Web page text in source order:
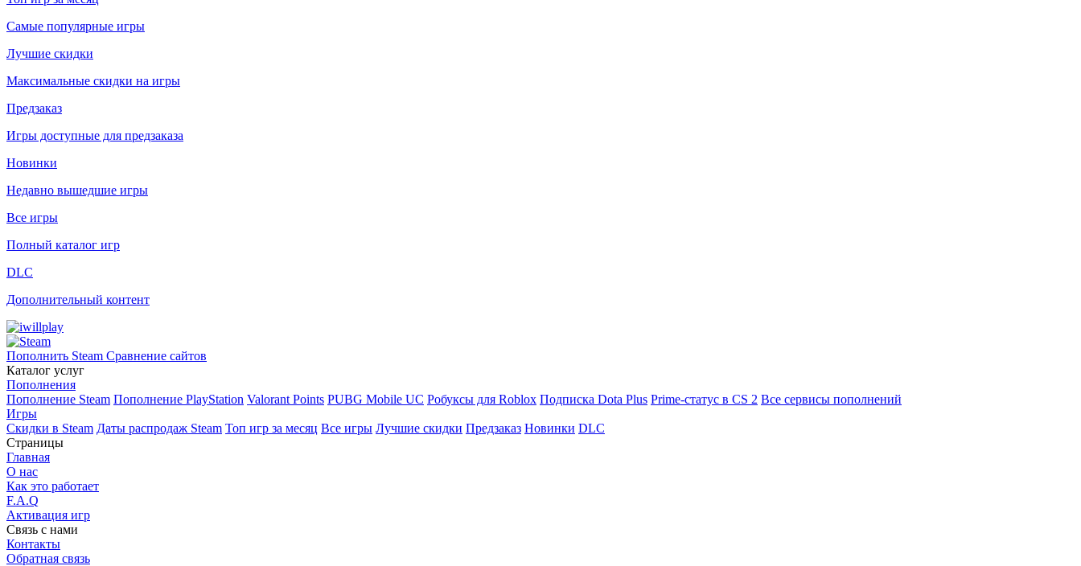
Самые популярные игры
Лучшие скидки
Максимальные скидки на игры
Предзаказ
Игры доступные для предзаказа
Новинки
Недавно вышедшие игры
Все игры
Полный каталог игр
DLC
Дополнительный контент
Пополнить Steam Сравнение сайтов
Каталог услуг
Пополнения
Пополнение Steam Пополнение PlayStation Valorant Points PUBG Mobile UC Робуксы для Roblox Подписка Dota Plus Prime-статус в CS 2 Все сервисы пополнений
Игры
Скидки в Steam Даты распродаж Steam Топ игр за месяц Все игры Лучшие скидки Предзаказ Новинки DLC
Страницы
Главная
О нас
Как это работает
F.A.Q
Активация игр
Связь с нами
Контакты
Обратная связь